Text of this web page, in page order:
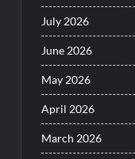
July 2026
June 2026
May 2026
April 2026
March 2026